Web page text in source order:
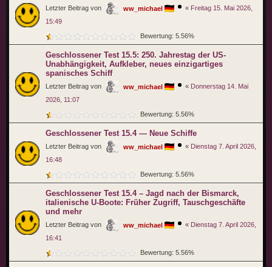
Letzter Beitrag von ww_michael « Freitag 15. Mai 2026,
15:49
Bewertung: 5.56%
Geschlossener Test 15.5: 250. Jahrestag der US-
Unabhängigkeit, Aufkleber, neues einzigartiges
spanisches Schiff
Letzter Beitrag von ww_michael « Donnerstag 14. Mai
2026, 11:07
Bewertung: 5.56%
Geschlossener Test 15.4 — Neue Schiffe
Letzter Beitrag von ww_michael « Dienstag 7. April 2026,
16:48
Bewertung: 5.56%
Geschlossener Test 15.4 – Jagd nach der Bismarck,
italienische U-Boote: Früher Zugriff, Tauschgeschäfte
und mehr
Letzter Beitrag von ww_michael « Dienstag 7. April 2026,
16:41
Bewertung: 5.56%